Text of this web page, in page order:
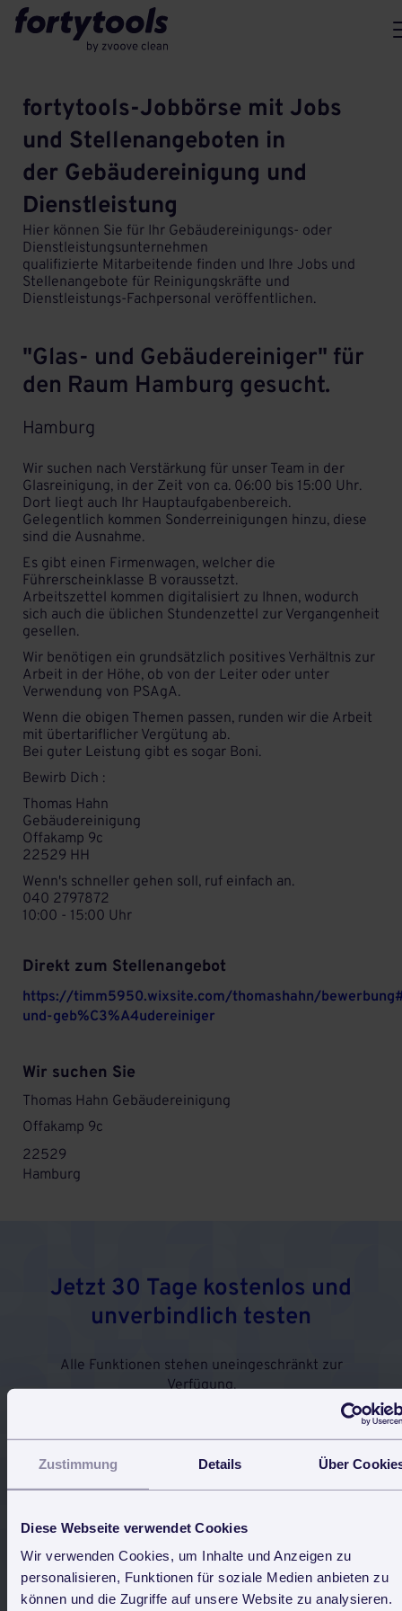
Zustimmung Details Über
Diese Webseite verwendet Cookies
Wir verwenden Cookies, um Inhalte und Anzeigen zu
personalisieren, Funktionen für soziale Medien anbieten zu
können und die Zugriffe auf unsere Website zu analysieren.
fortytools-Jobbörse mit Jobs
und Stellenangeboten in
der Gebäudereinigung und
Dienstleistung
Hier können Sie für Ihr Gebäudereinigungs- oder
Dienstleistungsunternehmen
qualifizierte Mitarbeitende finden und Ihre Jobs und
Stellenangebote für Reinigungskräfte und
Dienstleistungs-Fachpersonal veröffentlichen.
"Glas- und Gebäudereiniger" für
den Raum Hamburg gesucht.
Hamburg
Wir suchen nach Verstärkung für unser Team in der
Glasreinigung, in der Zeit von ca. 06:00 bis 15:00 Uhr.
Dort liegt auch Ihr Hauptaufgabenbereich.
Gelegentlich kommen Sonderreinigungen hinzu, diese
sind die Ausnahme.
Es gibt einen Firmenwagen, welcher die
Führerscheinklasse B voraussetzt.
Arbeitszettel kommen digitalisiert zu Ihnen, wodurch
sich auch die üblichen Stundenzettel zur Vergangenheit
gesellen.
Wir benötigen ein grundsätzlich positives Verhältnis zur
Arbeit in der Höhe, ob von der Leiter oder unter
Verwendung von PSAgA.
Wenn die obigen Themen passen, runden wir die Arbeit
mit übertariflicher Vergütung ab.
Bei guter Leistung gibt es sogar Boni.
Bewirb Dich :
Thomas Hahn
Gebäudereinigung
Offakamp 9c
22529 HH
Wenn's schneller gehen soll, ruf einfach an.
040 2797872
10:00 - 15:00 Uhr
Direkt zum Stellenangebot
https://timm5950.wixsite.com/thomashahn/
und-geb%C3%A4udereiniger
Wir suchen Sie
Thomas Hahn Gebäudereinigung
Offakamp 9c
22529
Hamburg
Jetzt 30 Tage kostenlos und
unverbindlich testen
Alle Funktionen stehen uneingeschränkt zur
Verfügung.
Keine Software-Installation, keine Probleme mit
Einfach via Browser einloggen und fertig. Von jedem
internetfähigen Gerät.